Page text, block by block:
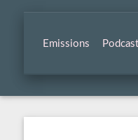
Emissions